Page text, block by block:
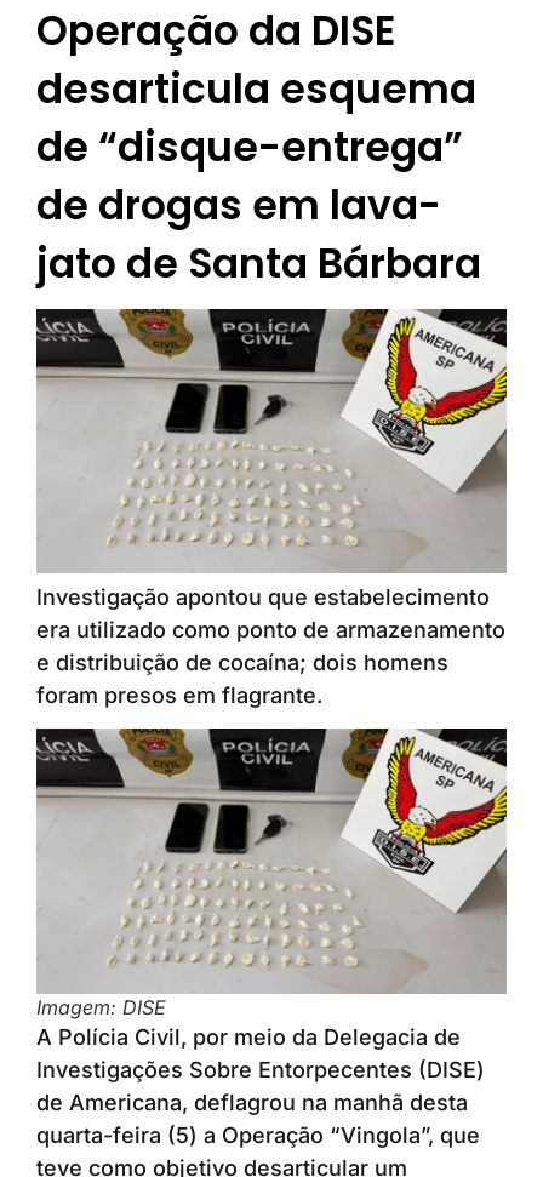
Operação da DISE
desarticula esquema
de “disque-entrega”
de drogas em lava-
jato de Santa Bárbara
Investigação apontou que estabelecimento
era utilizado como ponto de armazenamento
e distribuição de cocaína; dois homens
foram presos em flagrante.
Imagem: DISE
A Polícia Civil, por meio da Delegacia de
Investigações Sobre Entorpecentes (DISE)
de Americana, deflagrou na manhã desta
quarta-feira (5) a Operação “Vingola”, que
teve como objetivo desarticular um